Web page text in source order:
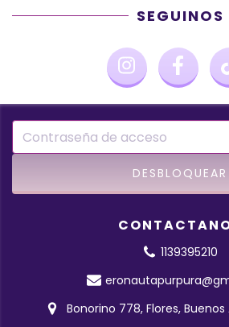
SEGUINOS
1139395210
Bonorino 778, Flores,